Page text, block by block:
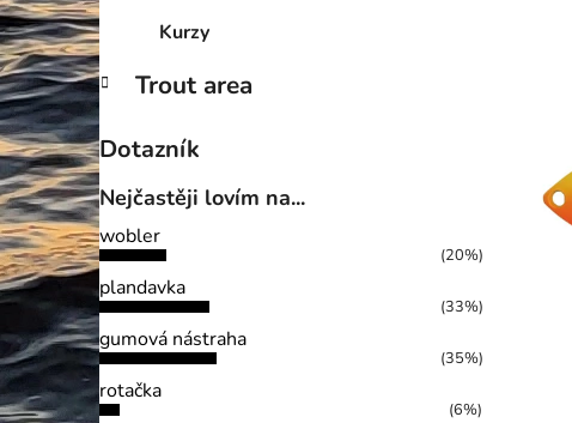
Kurzy
Trout area
Dotazník
Nejčastěji lovím na...
wobler
(20%)
plandavka
(33%)
gumová nástraha
(35%)
rotačka
(6%)